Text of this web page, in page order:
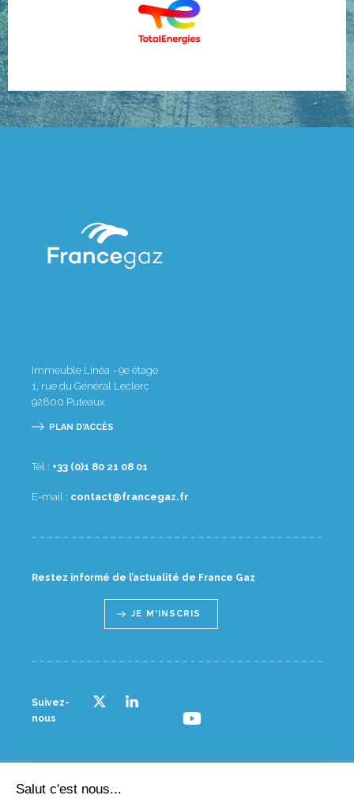
Immeuble Linéa - 9e étage
1, rue du Général Leclerc
92800 Puteaux
PLAN D'ACCÈS
Tél : 10 80 12 08 1(0) 33+
E-mail : rf.zagecnarf@tcatnoc
Restez informé de l’actualité de France Gaz
JE M'INSCRIS
Suivez-
nous
© France gaz - 2023
Salut c'est nous...